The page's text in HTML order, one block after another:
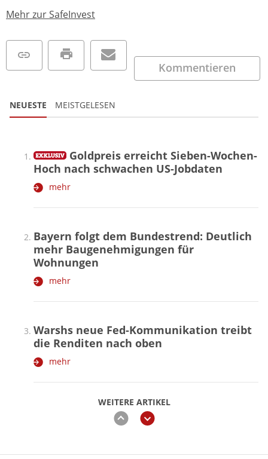
Mehr zur SafeInvest
Kommentieren
NEUESTE MEISTGELESEN
WEITERE ARTIKEL
zurückweiter
Goldpreis erreicht Sieben-Wochen-
Hoch nach schwachen US-Jobdaten
mehr
Bayern folgt dem Bundestrend: Deutlich
mehr Baugenehmigungen für
Wohnungen
mehr
Warshs neue Fed-Kommunikation treibt
die Renditen nach oben
mehr